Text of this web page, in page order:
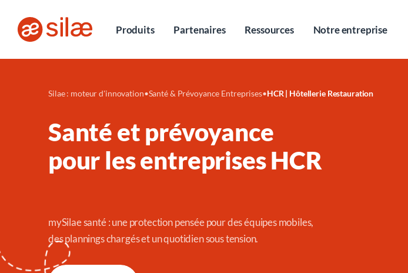
Produits Partenaires Ressources Notre entreprise
Silae : moteur d'innovation•Santé & Prévoyance Entreprises•HCR | Hôtellerie Restauration
Santé et prévoyance
pour les entreprises HCR
mySilae santé: une protection pensée pour des équipes mobiles,
des plannings chargés et un quotidien sous tension.